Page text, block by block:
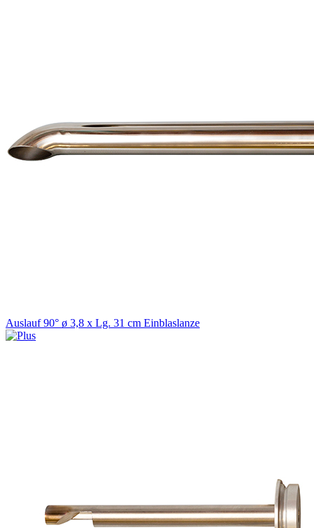
Auslauf 90° ø 3,8 x Lg. 31 cm Einblaslanze